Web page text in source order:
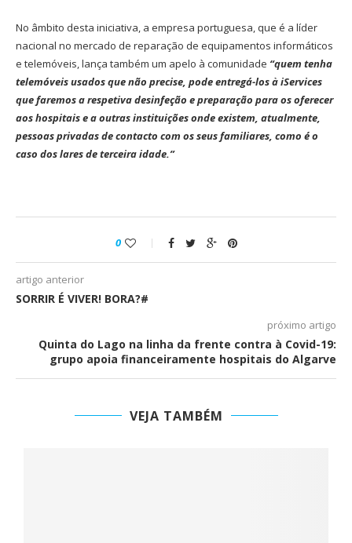
No âmbito desta iniciativa, a empresa portuguesa, que é a líder
nacional no mercado de reparação de equipamentos informáticos
e telemóveis, lança também um apelo à comunidade “quem tenha
telemóveis usados que não precise, pode entregá-los à iServices
que faremos a respetiva desinfeção e preparação para os oferecer
aos hospitais e a outras instituições onde existem, atualmente,
pessoas privadas de contacto com os seus familiares, como é o
caso dos lares de terceira idade.”
0
artigo anterior
SORRIR É VIVER! BORA?#
próximo artigo
Quinta do Lago na linha da frente contra à Covid-19:
grupo apoia financeiramente hospitais do Algarve
VEJA TAMBÉM